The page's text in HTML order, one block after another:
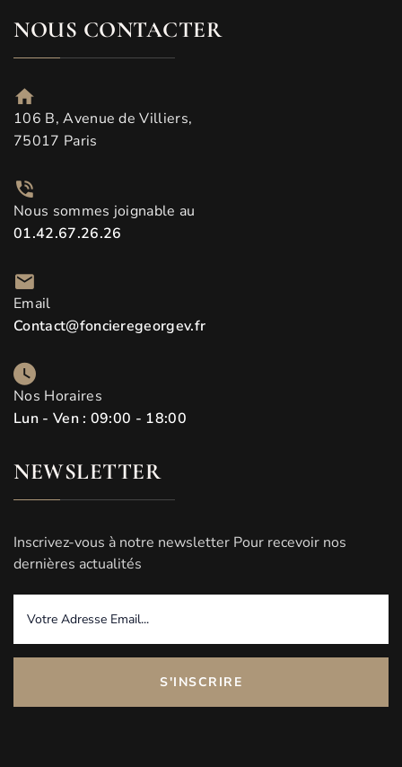
NOUS CONTACTER
106 B, Avenue de Villiers,
75017 Paris
Nous sommes joignable au
01.42.67.26.26
Email
Contact@foncieregeorgev.fr
Nos Horaires
Lun - Ven : 09:00 - 18:00
NEWSLETTER
Inscrivez-vous à notre newsletter Pour recevoir nos
dernières actualités
S'INSCRIRE